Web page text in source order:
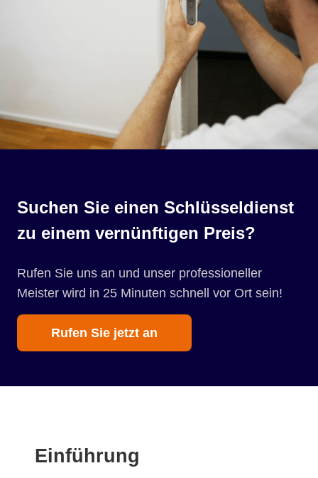
Suchen Sie einen Schlüsseldienst
zu einem vernünftigen Preis?
Rufen Sie uns an und unser professioneller
Meister wird in 25 Minuten schnell vor Ort sein!
Rufen Sie jetzt an
Einführung